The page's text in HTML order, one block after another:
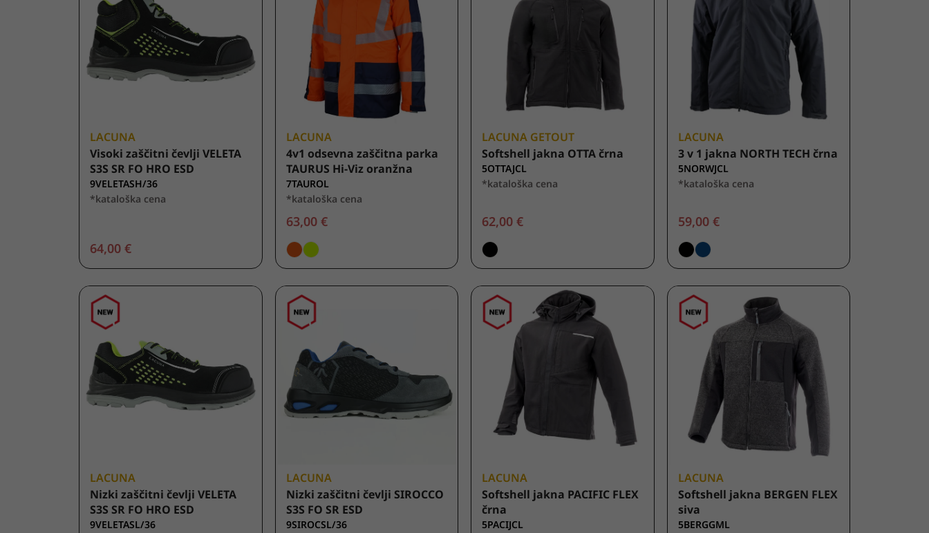
LACUNA
Visoki zaščitni čevlji VELETA
S3S SR FO HRO ESD
9VELETASH/36
*kataloška cena
64,00 €
LACUNA
4v1 odsevna zaščitna parka
TAURUS Hi-Viz oranžna
7TAUROL
*kataloška cena
63,00 €
LACUNA GETOUT
Softshell jakna OTTA črna
5OTTAJCL
*kataloška cena
62,00 €
LACUNA
3 v 1 jakna NORTH TECH črna
5NORWJCL
*kataloška cena
59,00 €
LACUNA
Nizki zaščitni čevlji VELETA
S3S SR FO HRO ESD
9VELETASL/36
LACUNA
Nizki zaščitni čevlji SIROCCO
S3S FO SR ESD
9SIROCSL/36
LACUNA
Softshell jakna PACIFIC FLEX
črna
5PACIJCL
LACUNA
Softshell jakna BERGEN FLEX
siva
5BERGGML